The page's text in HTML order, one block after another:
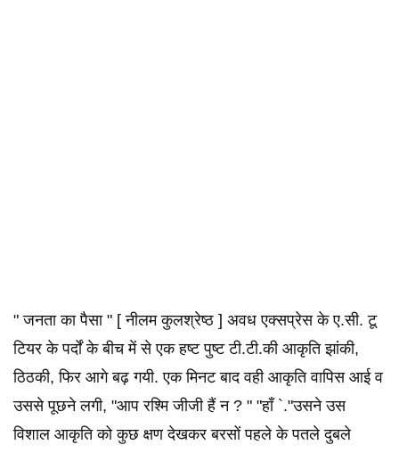
" जनता का पैसा " [ नीलम कुलश्रेष्ठ ] अवध एक्सप्रेस के ए.सी. टू
टियर के पर्दों के बीच में से एक हष्ट पुष्ट टी.टी.की आकृति झांकी,
ठिठकी, फिर आगे बढ़ गयी. एक मिनट बाद वही आकृति वापिस आई व
उससे पूछने लगी, "आप रश्मि जीजी हैं न ? " "हाँ `."उसने उस
विशाल आकृति को कुछ क्षण देखकर बरसों पहले के पतले दुबले